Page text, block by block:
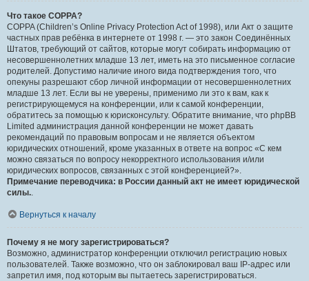
Что такое COPPA?
COPPA (Children’s Online Privacy Protection Act of 1998), или Акт о защите
частных прав ребёнка в интернете от 1998 г. — это закон Соединённых
Штатов, требующий от сайтов, которые могут собирать информацию от
несовершеннолетних младше 13 лет, иметь на это письменное согласие
родителей. Допустимо наличие иного вида подтверждения того, что
опекуны разрешают сбор личной информации от несовершеннолетних
младше 13 лет. Если вы не уверены, применимо ли это к вам, как к
регистрирующемуся на конференции, или к самой конференции,
обратитесь за помощью к юрисконсульту. Обратите внимание, что phpBB
Limited администрация данной конференции не может давать
рекомендаций по правовым вопросам и не является объектом
юридических отношений, кроме указанных в ответе на вопрос «С кем
можно связаться по вопросу некорректного использования и/или
юридических вопросов, связанных с этой конференцией?».
Примечание переводчика: в России данный акт не имеет юридической
силы..
Вернуться к началу
Почему я не могу зарегистрироваться?
Возможно, администратор конференции отключил регистрацию новых
пользователей. Также возможно, что он заблокировал ваш IP-адрес или
запретил имя, под которым вы пытаетесь зарегистрироваться.